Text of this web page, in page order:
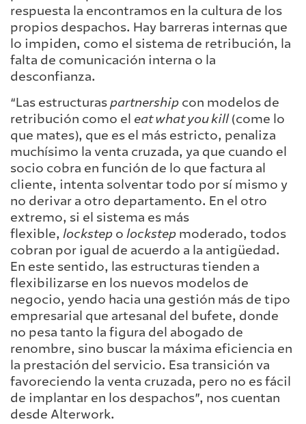
respuesta la encontramos en la cultura de los
propios despachos. Hay barreras internas que
lo impiden, como el sistema de retribución, la
falta de comunicación interna o la
desconfianza.
“Las estructuraspartnership con modelos de
retribución como el eat what you kill(come lo
que mates), que es el más estricto, penaliza
muchísimo la venta cruzada, ya que cuando el
socio cobra en función de lo que factura al
cliente, intenta solventar todo por sí mismo y
no derivar a otro departamento. En el otro
extremo, si el sistema es más
flexible, lockstep o lockstep moderado, todos
cobran por igual de acuerdo a la antigüedad.
En este sentido, las estructuras tienden a
flexibilizarse en los nuevos modelos de
negocio, yendo hacia una gestión más de tipo
empresarial que artesanal del bufete, donde
no pesa tanto la figura del abogado de
renombre, sino buscar la máxima eficiencia en
la prestación del servicio. Esa transición va
favoreciendo la venta cruzada, pero no es fácil
de implantar en los despachos”, nos cuentan
desde Alterwork.